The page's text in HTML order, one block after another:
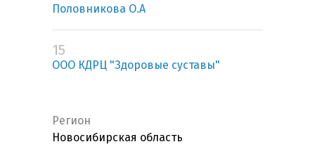
Половникова О.А
15
ООО КДРЦ "Здоровые суставы"
Регион
Новосибирская область